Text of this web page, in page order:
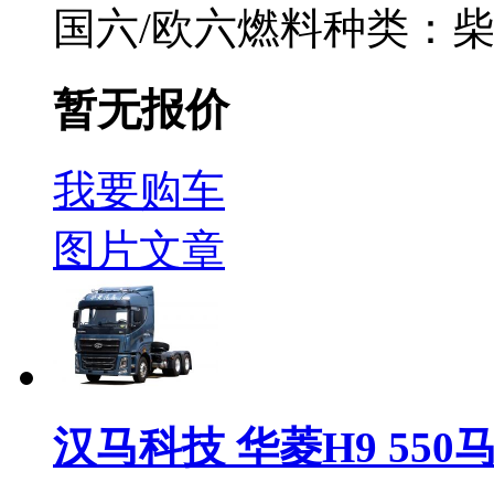
国六/欧六燃料种类：
暂无报价
我要购车
图片文章
汉马科技 华菱H9 550